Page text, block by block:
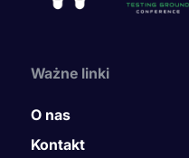
Ważne linki
O nas
Kontakt